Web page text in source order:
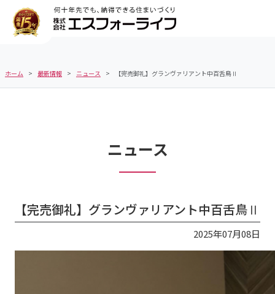
ホーム 最新情報 ニュース 【完売御礼】グランヴァリアント中百舌鳥Ⅱ
ニュース
【完売御礼】グランヴァリアント中百舌鳥Ⅱ
2025年07月08日